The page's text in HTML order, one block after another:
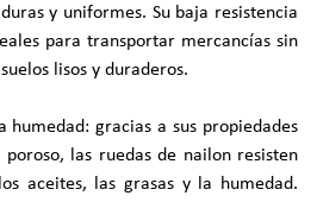
y uniformes. Su baja resistencia
para transportar mercancías sin
lisos y duraderos.
humedad: gracias a sus propiedades
las ruedas de nailon resisten
aceites, las grasas y la humedad.